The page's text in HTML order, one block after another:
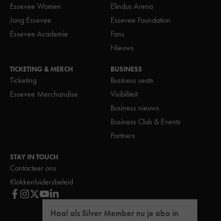
Haal als Silver Member nu je abo in
Essevee Women
Jong Essevee
Essevee Academie
Elindus Arena
Essevee Foundation
Fans
Nieuws
TICKETING & MERCH
Ticketing
Essevee Merchandise
BUSINESS
Business seats
Visibiliteit
Business nieuws
Business Club & Events
Partners
STAY IN TOUCH
Contacteer ons
Klokkenluidersbeleid